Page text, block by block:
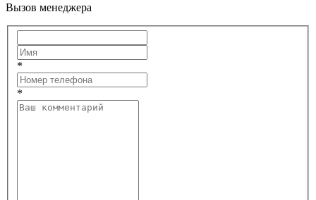
Вызов менеджера
*
*